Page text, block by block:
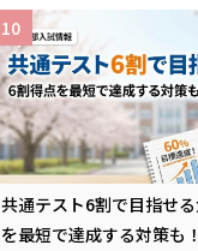
共通テスト6割で目指せ
を最短で達成する対策も！
10